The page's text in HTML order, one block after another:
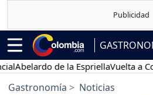
de la EspriellaVuelta a
Gastronomía Noticias